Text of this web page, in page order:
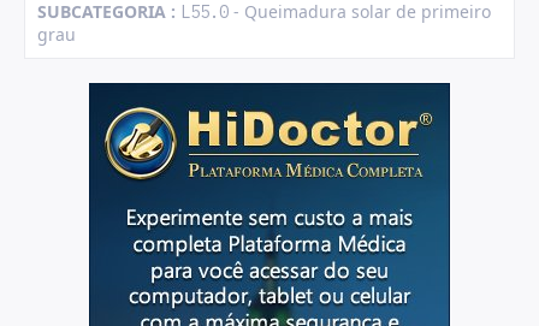
SUBCATEGORIA : L55.0 - Queimadura solar de primeiro
grau